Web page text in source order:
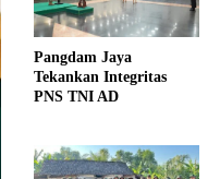
Pangdam Jaya
Tekankan Integritas
PNS TNI AD